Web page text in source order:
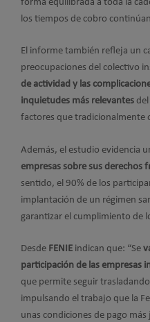
forma equilibrada a toda la
los tiempos de cobro
El informe también refleja un
preocupaciones del colectivo
de actividad y las
inquietudes más relevantes
factores que tradicionalmente
Además, el estudio evidencia
empresas sobre sus derechos
sentido, el 90% de los
implantación de un régimen
garantizar el cumplimiento de
Desde FENIE indican que: “Se
participación de las empresas
que permite seguir
impulsando el trabajo que la
unas condiciones de pago